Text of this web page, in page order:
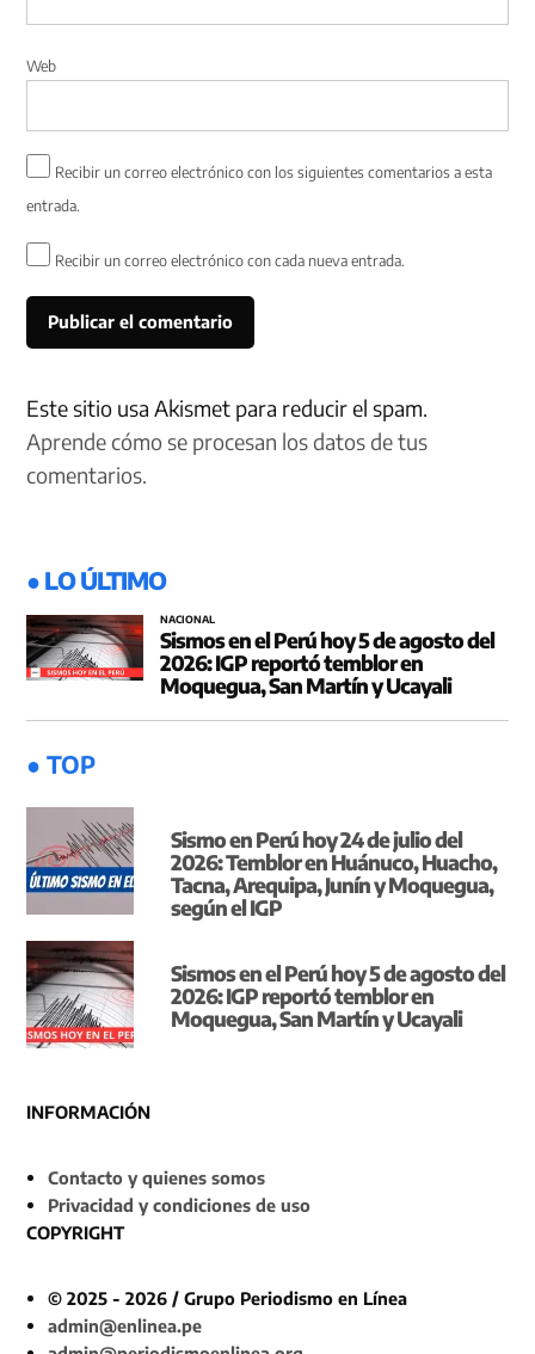
Web
Recibir un correo electrónico con los siguientes comentarios a esta
entrada.
Recibir un correo electrónico con cada nueva entrada.
Este sitio usa Akismet para reducir el spam.
Aprende cómo se procesan los datos de tus
comentarios.
● LO ÚLTIMO
NACIONAL
Sismos en el Perú hoy 5 de agosto del
2026: IGP reportó temblor en
Moquegua, San Martín y Ucayali
● TOP
Sismo en Perú hoy 24 de julio del
2026: Temblor en Huánuco, Huacho,
Tacna, Arequipa, Junín y Moquegua,
según el IGP
Sismos en el Perú hoy 5 de agosto del
2026: IGP reportó temblor en
Moquegua, San Martín y Ucayali
INFORMACIÓN
Contacto y quienes somos
Privacidad y condiciones de uso
COPYRIGHT
© 2025 - 2026 / Grupo Periodismo en Línea
admin@enlinea.pe